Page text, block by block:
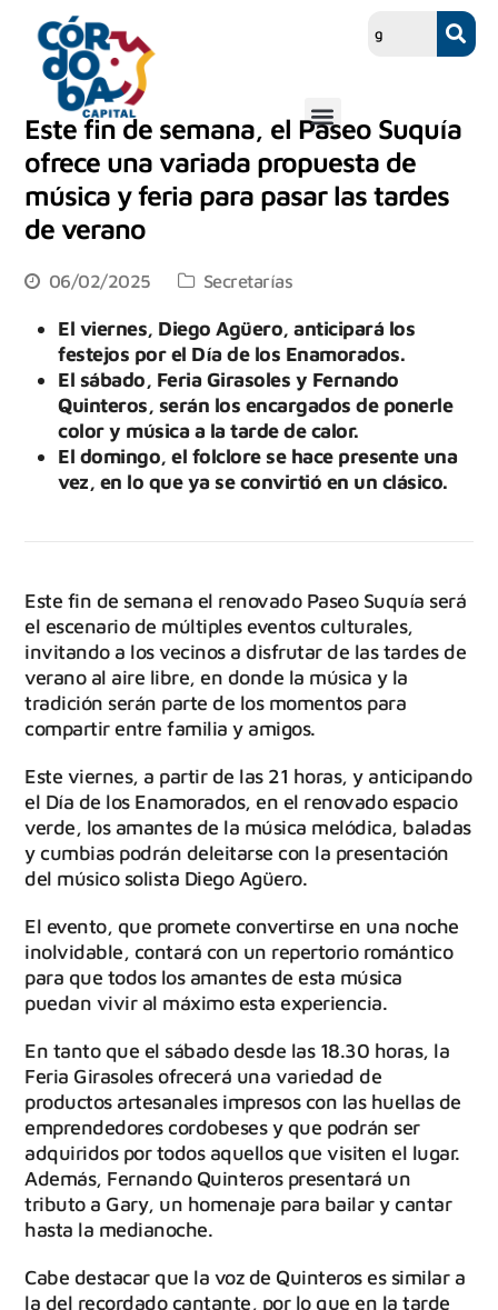
Este fin de semana, el Paseo Suquía
ofrece una variada propuesta de
música y feria para pasar las tardes
de verano
06/02/2025 Secretarías
El viernes, Diego Agüero, anticipará los
festejos por el Día de los Enamorados.
El sábado, Feria Girasoles y Fernando
Quinteros, serán los encargados de ponerle
color y música a la tarde de calor.
El domingo, el folclore se hace presente una
vez, en lo que ya se convirtió en un clásico.
Este fin de semana el renovado Paseo Suquía será
el escenario de múltiples eventos culturales,
invitando a los vecinos a disfrutar de las tardes de
verano al aire libre, en donde la música y la
tradición serán parte de los momentos para
compartir entre familia y amigos.
Este viernes, a partir de las 21 horas, y anticipando
el Día de los Enamorados, en el renovado espacio
verde, los amantes de la música melódica, baladas
y cumbias podrán deleitarse con la presentación
del músico solista Diego Agüero.
El evento, que promete convertirse en una noche
inolvidable, contará con un repertorio romántico
para que todos los amantes de esta música
puedan vivir al máximo esta experiencia.
En tanto que el sábado desde las 18.30 horas, la
Feria Girasoles ofrecerá una variedad de
productos artesanales impresos con las huellas de
emprendedores cordobeses y que podrán ser
adquiridos por todos aquellos que visiten el lugar.
Además, Fernando Quinteros presentará un
tributo a Gary, un homenaje para bailar y cantar
hasta la medianoche.
Cabe destacar que la voz de Quinteros es similar a
la del recordado cantante, por lo que en la tarde